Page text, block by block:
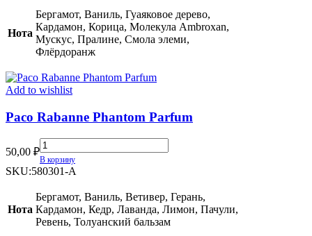
(ПОКА
НЕТ
В
НАЛИЧИИ)
quantity
Нота
Бергамот, Ваниль, Гуаяковое дерево,
Кардамон, Корица, Молекула Ambroxan,
Мускус, Пралине, Смола элеми,
Флёрдоранж
Add to wishlist
Paco Rabanne Phantom Parfum
50,00 ₽
Paco
Rabanne
Phantom
quantity
В корзину
SKU:580301-A
Нота
Бергамот, Ваниль, Ветивер, Герань,
Кардамон, Кедр, Лаванда, Лимон, Пачули,
Ревень, Толуанский бальзам